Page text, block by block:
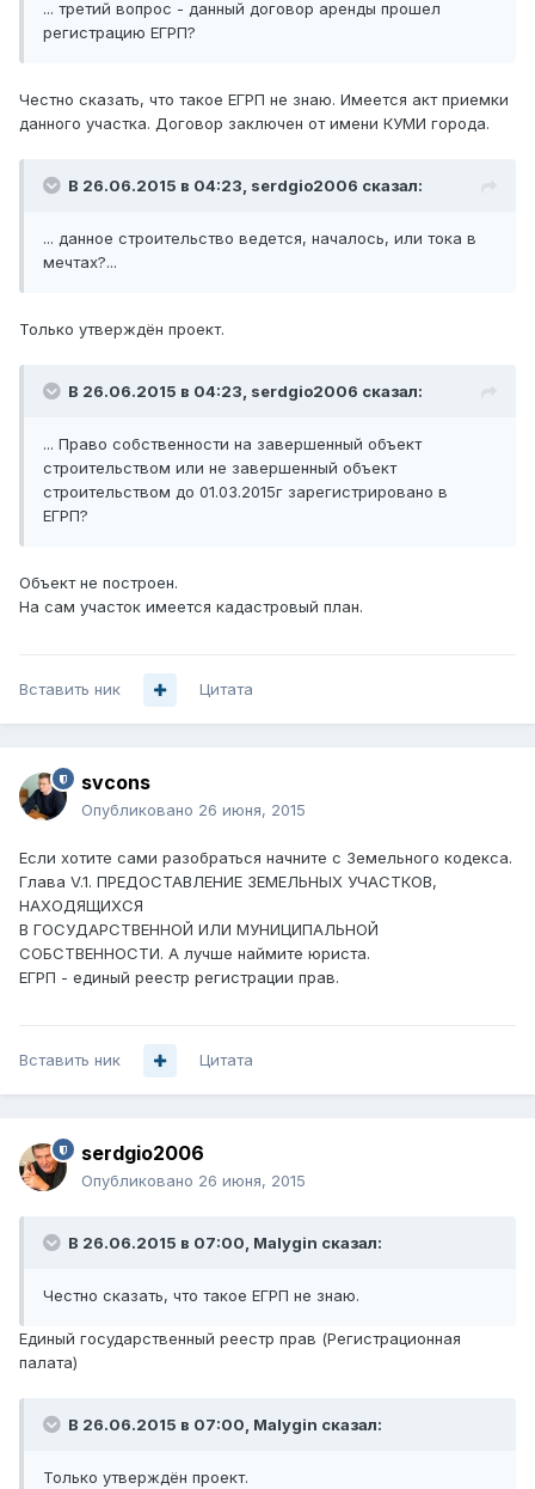
... третий вопрос - данный договор аренды прошел
регистрацию ЕГРП?
Честно сказать, что такое ЕГРП не знаю. Имеется акт приемки
данного участка. Договор заключен от имени КУМИ города.
В 26.06.2015 в 04:23, serdgio2006 сказал:
... данное строительство ведется, началось, или тока в
мечтах?...
Только утверждён проект.
В 26.06.2015 в 04:23, serdgio2006 сказал:
... Право собственности на завершенный объект
строительством или не завершенный объект
строительством до 01.03.2015г зарегистрировано в
ЕГРП?
Объект не построен.
На сам участок имеется кадастровый план.
Вставить ник Цитата
svcons
Опубликовано 26 июня, 2015
Если хотите сами разобраться начните с Земельного кодекса.
Глава V.1. ПРЕДОСТАВЛЕНИЕ ЗЕМЕЛЬНЫХ УЧАСТКОВ,
НАХОДЯЩИХСЯ
В ГОСУДАРСТВЕННОЙ ИЛИ МУНИЦИПАЛЬНОЙ
СОБСТВЕННОСТИ. А лучше наймите юриста.
ЕГРП - единый реестр регистрации прав.
Вставить ник Цитата
serdgio2006
Опубликовано 26 июня, 2015
В 26.06.2015 в 07:00, Malygin сказал:
Честно сказать, что такое ЕГРП не знаю.
Единый государственный реестр прав (Регистрационная
палата)
В 26.06.2015 в 07:00, Malygin сказал:
Только утверждён проект.